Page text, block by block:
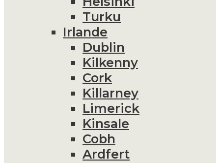
Turku
Irlande
Dublin
Kilkenny
Cork
Killarney
Limerick
Kinsale
Cobh
Ardfert